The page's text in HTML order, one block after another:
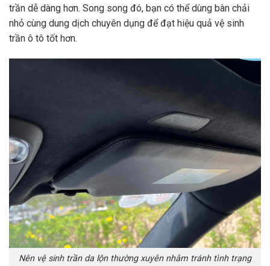
trần dễ dàng hơn. Song song đó, bạn có thể dùng bàn chải
nhỏ cùng dung dịch chuyên dụng để đạt hiệu quả vệ sinh
trần ô tô tốt hơn.
Nên vệ sinh trần da lộn thường xuyên nhằm tránh tình trạng